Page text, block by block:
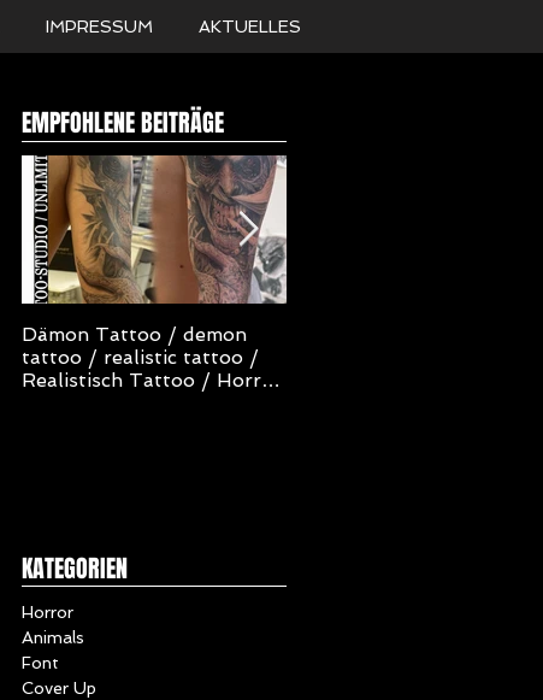
IMPRESSUM AKTUELLES
EMPFOHLENE BEITRÄGE
Dämon Tattoo / demon
tattoo / realistic tattoo /
Realistisch Tattoo / Horror
KATEGORIEN
Horror
Animals
Font
Cover Up